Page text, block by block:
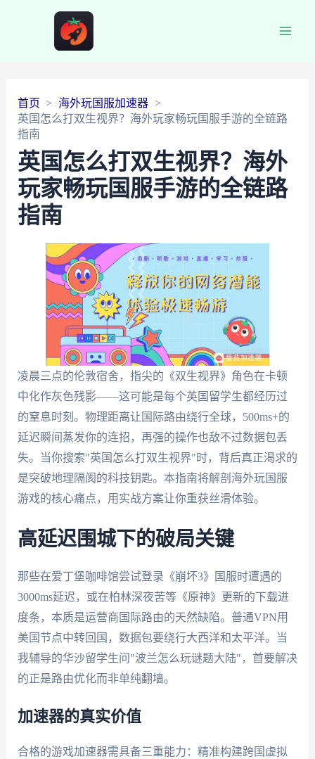
首页
海外玩国服加速器
英国怎么打双生视界？海外玩家畅玩国服手游的全链路
指南
英国怎么打双生视界？海外
玩家畅玩国服手游的全链路
指南
凌晨三点的伦敦宿舍，指尖的《双生视界》角色在卡顿
中化作灰色残影——这可能是每个英国留学生都经历过
的窒息时刻。物理距离让国际路由绕行全球，500ms+的
延迟瞬间蒸发你的连招，再强的操作也敌不过数据包丢
失。当你搜索"英国怎么打双生视界"时，背后真正渴求的
是突破地理隔阂的科技钥匙。本指南将解剖海外玩国服
游戏的核心痛点，用实战方案让你重获丝滑体验。
高延迟围城下的破局关键
那些在爱丁堡咖啡馆尝试登录《崩坏3》国服时遭遇的
3000ms延迟，或在柏林深夜苦等《原神》更新的下载进
度条，本质是运营商国际路由的天然缺陷。普通VPN用
美国节点中转回国，数据包要绕行大西洋和太平洋。当
我辅导的华沙留学生问"波兰怎么玩谜题大陆"，首要解决
的正是路由优化而非单纯翻墙。
加速器的真实价值
合格的游戏加速器需具备三重能力：精准构建跨国虚拟